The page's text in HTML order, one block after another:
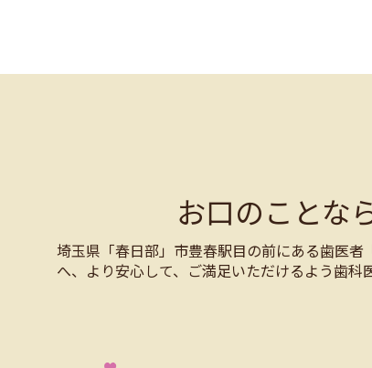
お口のことな
埼玉県「春日部」市豊春駅目の前にある歯医
へ、より安心して、ご満足いただけるよう歯科